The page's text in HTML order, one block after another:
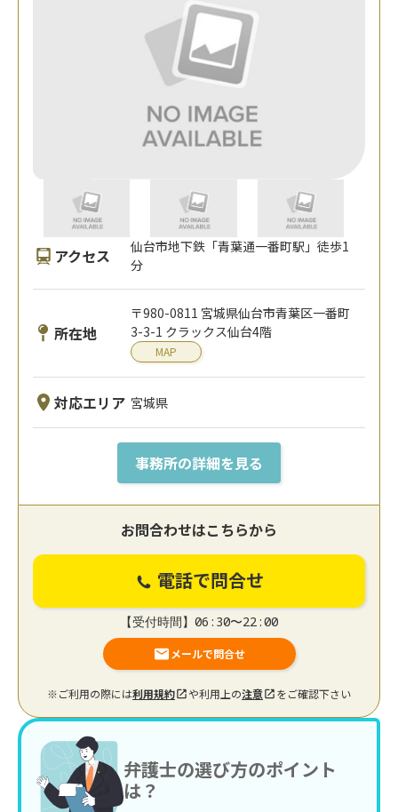
アクセス
仙台市地下鉄「青葉通一番町駅」徒歩1
分
所在地
〒980-0811 宮城県仙台市青葉区一番町
3-3-1 クラックス仙台4階
MAP
対応エリア 宮城県
事務所の詳細を見る
お問合わせはこちらから
電話で問合せ
【受付時間】06:30〜22:00
メールで問合せ
※ご利用の際には利用規約 や利用上の注意 をご確認下さい
弁護士の選び方のポイント
は？